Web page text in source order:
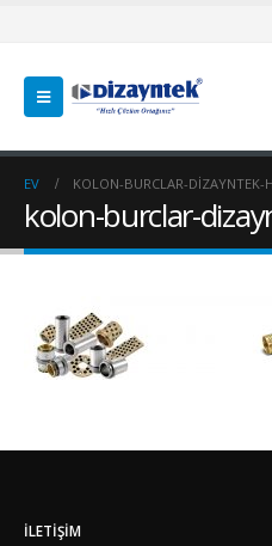
EV KOLON-BURCLAR-DIZAYNTEK-
kolon-burclar-
İLETIŞIM